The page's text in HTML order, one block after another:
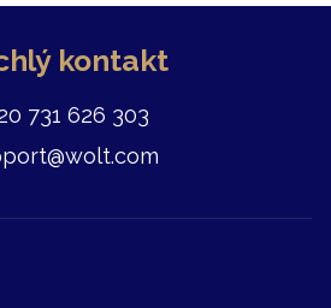
kontakt
731 626 303